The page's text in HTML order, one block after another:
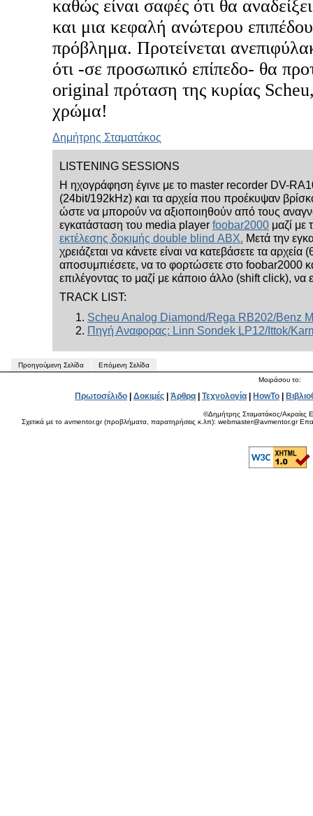
καθώς είναι σαφές ότι θα
και μια κεφαλή ανώτερου
πρόβλημα. Προτείνεται
ότι -σε προσωπικό επίπεδο- θα
original πρόταση της κυρίας
χρώμα!
Δημήτρης Σταματάκος
LISTENING SESSIONS
Η ηχογράφηση έγινε με το master recorder DV-
(24bit/192kHz) και τα αρχεία που προέκυψαν
ώστε να μπορούν να αξιοποιηθούν από τους
εγκατάσταση του media player foobar2000 μαζί με
εκτέλεσης δοκιμής double blind ΑΒΧ. Μετά την
χρειάζεται να κάνετε είναι να κατεβάσετε τα
αποσυμπιέσετε, να το φορτώσετε στο foobar2000
επιλέγοντας το μαζί με κάποιο άλλο (shift click), να
TRACK LIST:
Scheu Analog Diamond/Rega RB202/Benz
Πηγή Αναφορας: Linn Sondek LP12/Ittok/
Προηγούμενη Σελίδα
Επόμενη Σελίδα
Μοιράσου το:
Πρωτοσέλιδο Δοκιμές Άρθρα Τεχνολογία HowTo
©Δημήτρης Σταματάκος/Ακραίες
Σχετικά με το avmentor.gr (προβλήματα, παρατηρήσεις κ.λπ): webmaster@avmentor.gr